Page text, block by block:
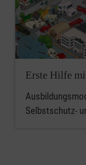
Erste Hilfe
Selbstschutz-